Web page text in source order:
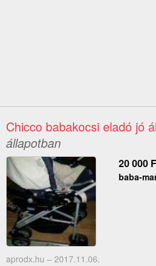
Chicco babakocsi eladó jó
állapotban
20 000
baba-
aprodx.hu – 2017.11.06.